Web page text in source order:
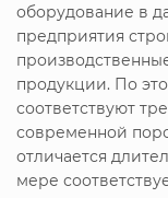
оборудование в
предприятия
продукции. По
соответствуют
современной
отличается
мере